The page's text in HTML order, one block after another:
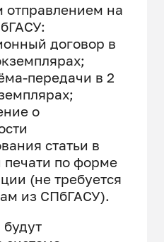
отправлением на
договор в
передачи в 2
о
статьи в
печати по форме
(не требуется
из СПбГАСУ).
будут